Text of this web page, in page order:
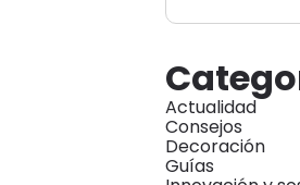
Actualidad
Consejos
Decoración
Guías